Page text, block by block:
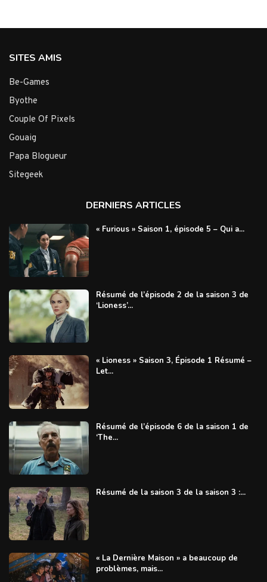
SITES AMIS
Be-Games
Byothe
Couple Of Pixels
Gouaig
Papa Blogueur
Sitegeek
DERNIERS ARTICLES
« Furious » Saison 1, épisode 5 – Qui a...
Résumé de l’épisode 2 de la saison 3 de
‘Lioness’...
« Lioness » Saison 3, Épisode 1 Résumé –
Let...
Résumé de l’épisode 6 de la saison 1 de
‘The...
Résumé de la saison 3 de la saison 3 :...
« La Dernière Maison » a beaucoup de
problèmes, mais...